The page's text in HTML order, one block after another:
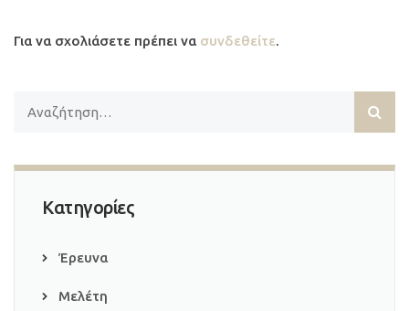
Για να σχολιάσετε πρέπει να συνδεθείτε.
Κατηγορίες
Έρευνα
Μελέτη